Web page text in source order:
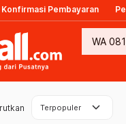
Konfirmasi Pembayaran
Terpopuler keyboard_arrow_down